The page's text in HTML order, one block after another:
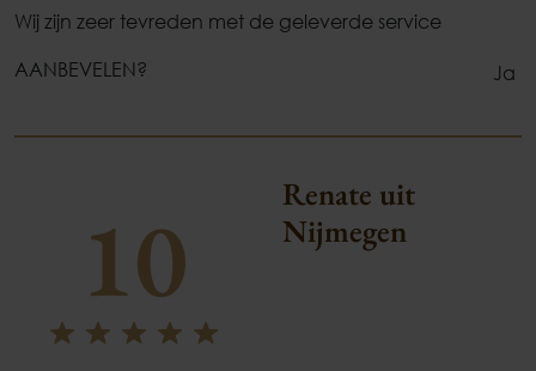
Wij zijn zeer tevreden met de geleverde service
AANBEVELEN?
Ja
10
Renate uit
Nijmegen